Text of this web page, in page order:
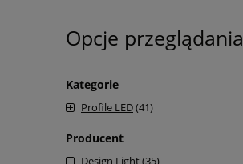
Opcje przeglądania
Kategorie
Profile LED(41)
Producent
Design Light(35)